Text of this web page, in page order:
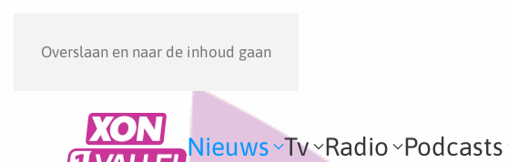
Overslaan en naar de inhoud gaan
Nieuws Tv Radio Podcasts